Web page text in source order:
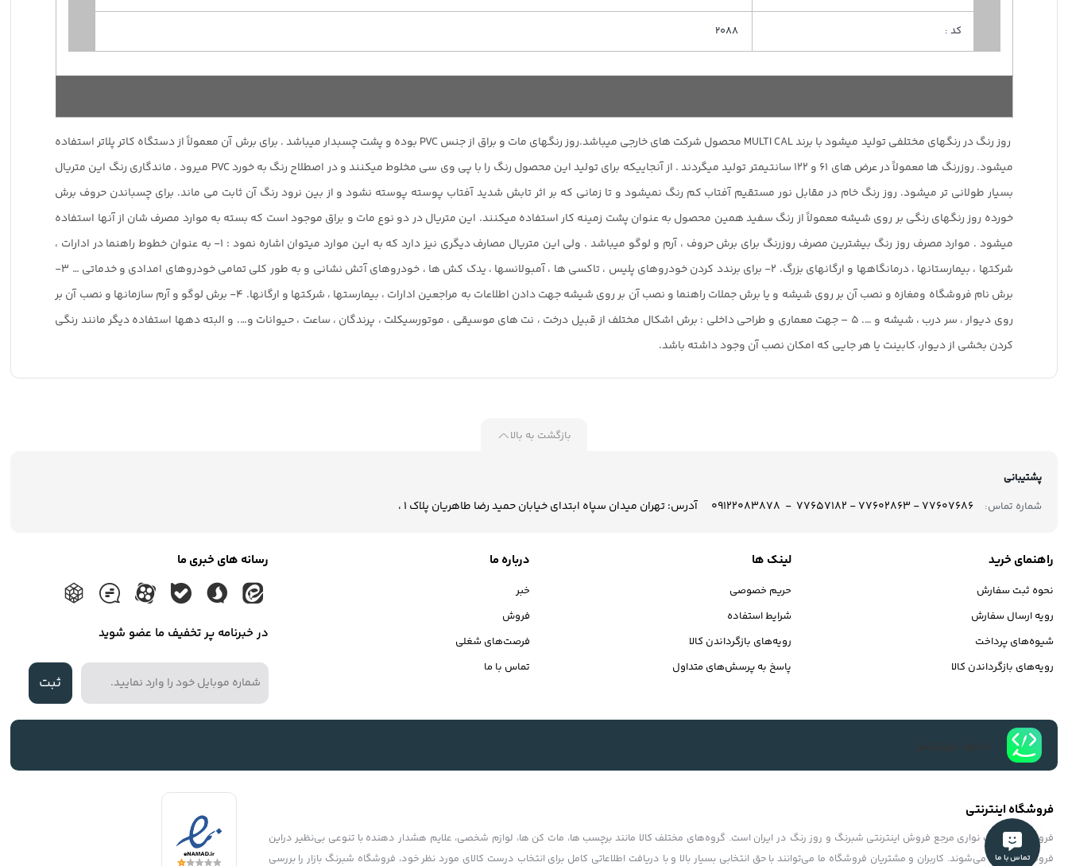
کد : 2088
روز رنگ در رنگهای مختلفی تولید میشود با برند MULTI CAL محصول شرکت های خارجی میباشد.روز رنگهای مات و براق از جنس PVC بوده و پشت چسبدار میباشد . برای برش آن معمولاً از دستگاه کاتر پلاتر استفاده
میشود. روزرنگ ها معمولاً در عرض های ۶۱ و ۱۲۲ سانتیمتر تولید میگردند . از آنجاییکه برای تولید این محصول رنگ را با پی وی سی مخلوط میکنند و در اصطلاح رنگ به خورد PVC میرود ، ماندگاری رنگ این متریال
بسیار طولانی تر میشود. روز رنگ خام در مقابل نور مستقیم آفتاب کم رنگ نمیشود و تا زمانی که بر اثر تابش شدید آفتاب پوسته پوسته نشود و از بین نرود رنگ آن ثابت می ماند. برای چسباندن حروف برش
خورده روز رنگهای رنگی بر روی شیشه معمولاً از رنگ سفید همین محصول به عنوان پشت زمینه کار استفاده میکنند. این متریال در دو نوع مات و براق موجود است که بسته به موارد مصرف شان از آنها استفاده
میشود . موارد مصرف روز رنگ بیشترین مصرف روزرنگ برای برش حروف ، آرم و لوگو میباشد . ولی این متریال مصارف دیگری نیز دارد که به این موارد میتوان اشاره نمود : ۱- به عنوان خطوط راهنما در ادارات ،
شرکتها ، بیمارستانها ، درمانگاهها و ارگانهای بزرگ. ۲- برای برندد کردن خودروهای پلیس ، تاکسی ها ، آمبولانسها ، یدک کش ها ، خودروهای آتش نشانی و به طور کلی تمامی خودروهای امدادی و خدماتی … ۳-
برش نام فروشگاه ومغازه و نصب آن بر روی شیشه و یا برش جملات راهنما و نصب آن بر روی شیشه جهت دادن اطلاعات به مراجعین ادارات ، بیمارستها ، شرکتها و ارگانها. ۴- برش لوگو و آرم سازمانها و نصب آن بر
روی دیوار ، سر درب ، شیشه و …. ۵ – جهت معماری و طراحی داخلی : برش اشکال مختلف از قبیل درخت ، نت های موسیقی ، موتورسیکلت ، پرندگان ، ساعت ، حیوانات و…. و البته دهها استفاده دیگر مانند رنگی
کردن بخشی از دیوار، کابینت یا هر جایی که امکان نصب آن وجود داشته باشد.
بازگشت به بالا
پشتیبانی
شماره تماس:
77607686 - 77602863 - 77657182 - 09122083878 آدرس: تهران میدان سپاه ابتدای خیابان حمید رضا طاهریان پلاک 1 ،
راهنمای خرید
نحوه ثبت سفارش
رویه ارسال سفارش
شیوه‌های پرداخت
رویه‌های بازگرداندن کالا
لینک ها
حریم خصوصی
شرایط استفاده
رویه‌های بازگرداندن کالا
پاسخ به پرسش‌های متداول
درباره ما
خبر
فروش
فرصت‌های شغلی
تماس با ما
رسانه های خبری ما
در خبرنامه پر تخفیف ما عضو شوید
ثبت
فروشگاه اینترنتی
فروشگاه شبرنگ نواری مرجع فروش اینترنتی شبرنگ و روز رنگ در ایران است. گروه‏‏‌های مختلف کالا مانند برچسب ها، مات کن ها، لوازم شخصی، علایم هشدار دهنده با تنوعی بی‌نظیر دراین
فروشگاه عرضه می‏‏‏‌شوند. کاربران و مشتریان فروشگاه ما می‏‏‌توانند با حق انتخابی بسیار بالا و با دریافت اطلاعاتی کامل برای انتخاب درست کالای مورد نظر خود، فروشگاه شبرنگ بازار را بررسی
تماس با ما